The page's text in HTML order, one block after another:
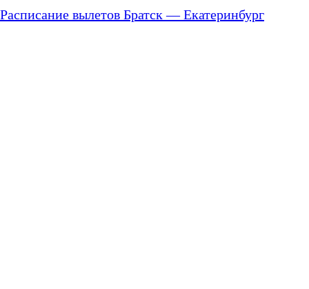
Расписание вылетов Братск — Екатеринбург